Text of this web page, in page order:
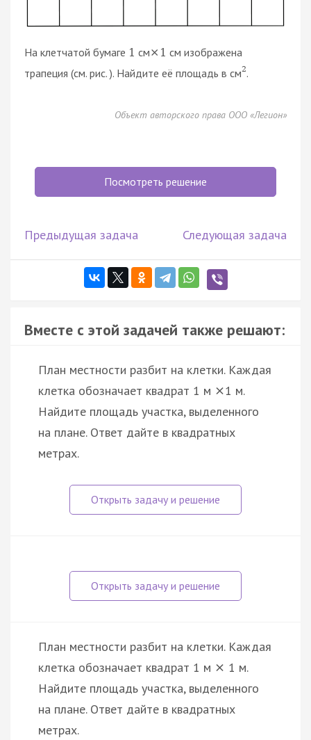
На клетчатой бумаге 1 см× 1 см изображена
трапеция (см. рис. ). Найдите её площадь в см2.
Объект авторского права ООО «Легион»
Посмотреть решение
Предыдущая задача Следующая задача
Вместе с этой задачей также решают:
План местности разбит на клетки. Каждая
клетка обозначает квадрат 1 м ×1 м.
Найдите площадь участка, выделенного
на плане. Ответ дайте в квадратных
метрах.
План местности разбит на клетки. Каждая
клетка обозначает квадрат 1 м × 1 м.
Найдите площадь участка, выделенного
на плане. Ответ дайте в квадратных
метрах.